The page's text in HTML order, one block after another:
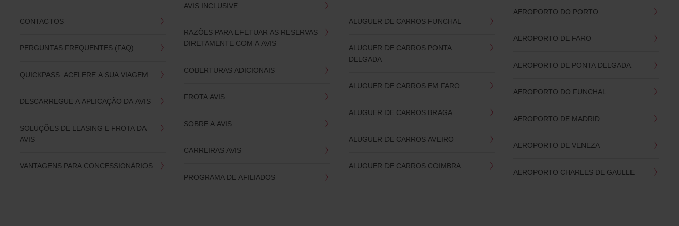
CONTACTOS
PERGUNTAS FREQUENTES (FAQ)
QUICKPASS: ACELERE A SUA VIAGEM
DESCARREGUE A APLICAÇÃO DA AVIS
SOLUÇÕES DE LEASING E FROTA DA
AVIS
VANTAGENS PARA CONCESSIONÁRIOS
AVIS INCLUSIVE
RAZÕES PARA EFETUAR AS RESERVAS
DIRETAMENTE COM A AVIS
COBERTURAS ADICIONAIS
FROTA AVIS
SOBRE A AVIS
CARREIRAS AVIS
PROGRAMA DE AFILIADOS
ALUGUER DE CARROS FUNCHAL
ALUGUER DE CARROS PONTA
DELGADA
ALUGUER DE CARROS EM FARO
ALUGUER DE CARROS BRAGA
ALUGUER DE CARROS AVEIRO
ALUGUER DE CARROS COIMBRA
AEROPORTO DO PORTO
AEROPORTO DE FARO
AEROPORTO DE PONTA DELGADA
AEROPORTO DO FUNCHAL
AEROPORTO DE MADRID
AEROPORTO DE VENEZA
AEROPORTO CHARLES DE GAULLE